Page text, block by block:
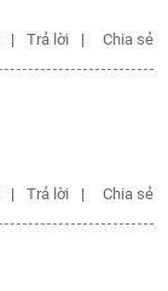
Trả lời Chia sẻ
Trả lời Chia sẻ